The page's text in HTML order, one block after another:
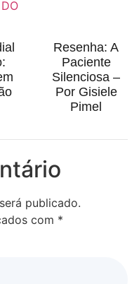
Resenha: A
Paciente
Silenciosa –
Por Gisiele
Pimel
publicado.
com *